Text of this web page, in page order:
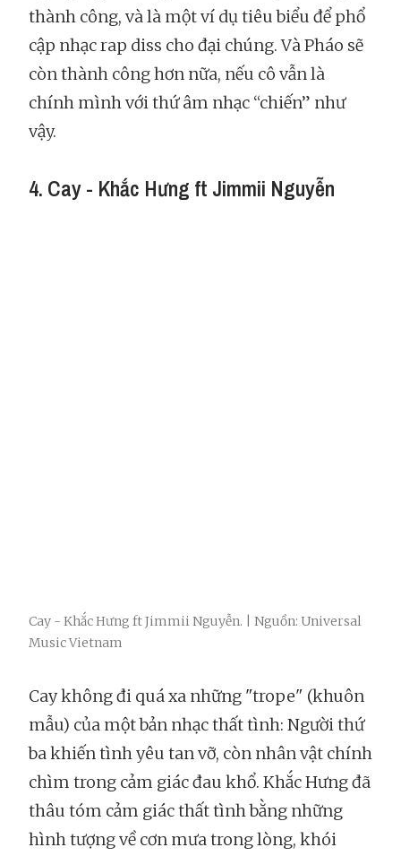
thành công, và là một ví dụ tiêu biểu để phổ
cập nhạc rap diss cho đại chúng. Và Pháo sẽ
còn thành công hơn nữa, nếu cô vẫn là
chính mình với thứ âm nhạc “chiến” như
vậy.
4. Cay - Khắc Hưng ft Jimmii Nguyễn
Cay - Khắc Hưng ft Jimmii Nguyễn. | Nguồn: Universal
Music Vietnam
Cay không đi quá xa những "trope" (khuôn
mẫu) của một bản nhạc thất tình: Người thứ
ba khiến tình yêu tan vỡ, còn nhân vật chính
chìm trong cảm giác đau khổ. Khắc Hưng đã
thâu tóm cảm giác thất tình bằng những
hình tượng về cơn mưa trong lòng, khói